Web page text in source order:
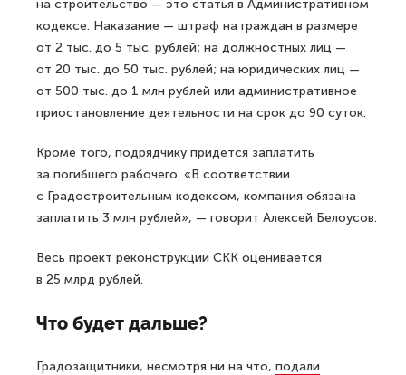
на строительство — это статья в Административном
кодексе. Наказание — штраф на граждан в размере
от 2 тыс. до 5 тыс. рублей; на должностных лиц —
от 20 тыс. до 50 тыс. рублей; на юридических лиц —
от 500 тыс. до 1 млн рублей или административное
приостановление деятельности на срок до 90 суток.
Кроме того, подрядчику придется заплатить
за погибшего рабочего. «В соответствии
с Градостроительным кодексом, компания обязана
заплатить 3 млн рублей», — говорит Алексей Белоусов.
Весь проект реконструкции СКК оценивается
в 25 млрд рублей.
Что будет дальше?
Градозащитники, несмотря ни на что, подали